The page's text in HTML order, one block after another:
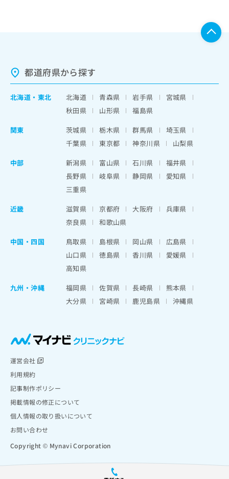
都道府県から探す
北海道 ・ 東北 北海道 青森県 岩手県
宮城県
秋田県
山形県
福島県
関東
茨城県 栃木県 群馬県
埼玉県
千葉県
東京都 神奈川県
山梨県
中部
新潟県 富山県 石川県
福井県
長野県
岐阜県 静岡県
愛知県
三重県
近畿
滋賀県 京都府 大阪府
兵庫県
奈良県
和歌山県
中国・四国
鳥取県 島根県 岡山県
広島県
山口県
徳島県 香川県
愛媛県
高知県
九州・沖縄
福岡県 佐賀県 長崎県
熊本県
大分県
宮崎県 鹿児島県 沖縄県
運営会社
利用規約
記事制作ポリシー
掲載情報の修正について
個人情報の取り扱いについて
お問い合わせ
Copyright © Mynavi Corporation